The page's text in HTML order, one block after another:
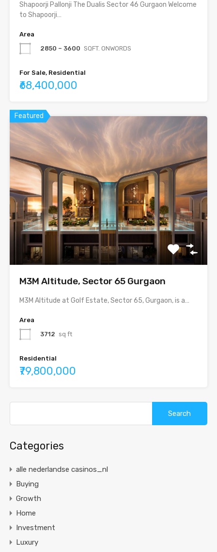
Shapoorji Pallonji The Dualis Sector 46 Gurgaon Welcome
to Shapoorji…
Area
2850 – 3600 SQFT. ONWORDS
For Sale, Residential
₹68,400,000
Featured
M3M Altitude, Sector 65 Gurgaon
M3M Altitude at Golf Estate, Sector 65, Gurgaon, is a…
Area
3712 sq ft
Residential
₹79,800,000
Categories
alle nederlandse casinos_nl
Buying
Growth
Home
Investment
Luxury